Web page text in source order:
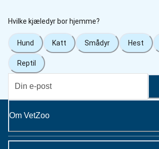
Hvilke kjæledyr bor hjemme?
Hund Katt Smådyr Hest
Reptil
Om VetZoo